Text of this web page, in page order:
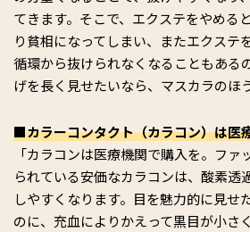
てきます。そこで、エクステをやめる
り貧相になってしまい、またエクステ
循環から抜けられなくなることもある
げを長く見せたいなら、マスカラのほ
■カラーコンタクト（カラコン）は医
「カラコンは医療機関で購入を。ファ
られている安価なカラコンは、酸素透
しやすくなります。目を魅力的に見せ
のに、充血によりかえって黒目が小さ